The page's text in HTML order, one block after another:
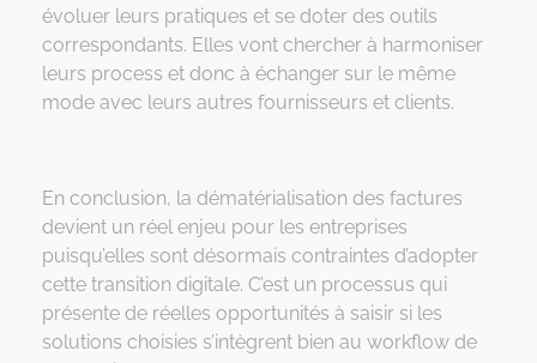
évoluer leurs pratiques et se doter des outils
correspondants. Elles vont chercher à harmoniser
leurs process et donc à échanger sur le même
mode avec leurs autres fournisseurs et clients.
En conclusion, la dématérialisation des factures
devient un réel enjeu pour les entreprises
puisqu’elles sont désormais contraintes d’adopter
cette transition digitale. C’est un processus qui
présente de réelles opportunités à saisir si les
solutions choisies s’intègrent bien au workflow de